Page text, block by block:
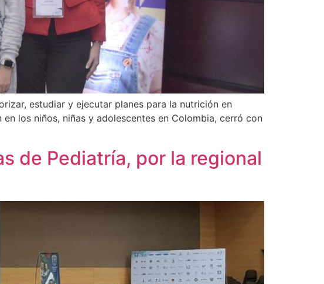
estudiar y ejecutar planes para la nutrición en
los niños, niñas y adolescentes en Colombia, cerró con
de Pediatría, por la regional